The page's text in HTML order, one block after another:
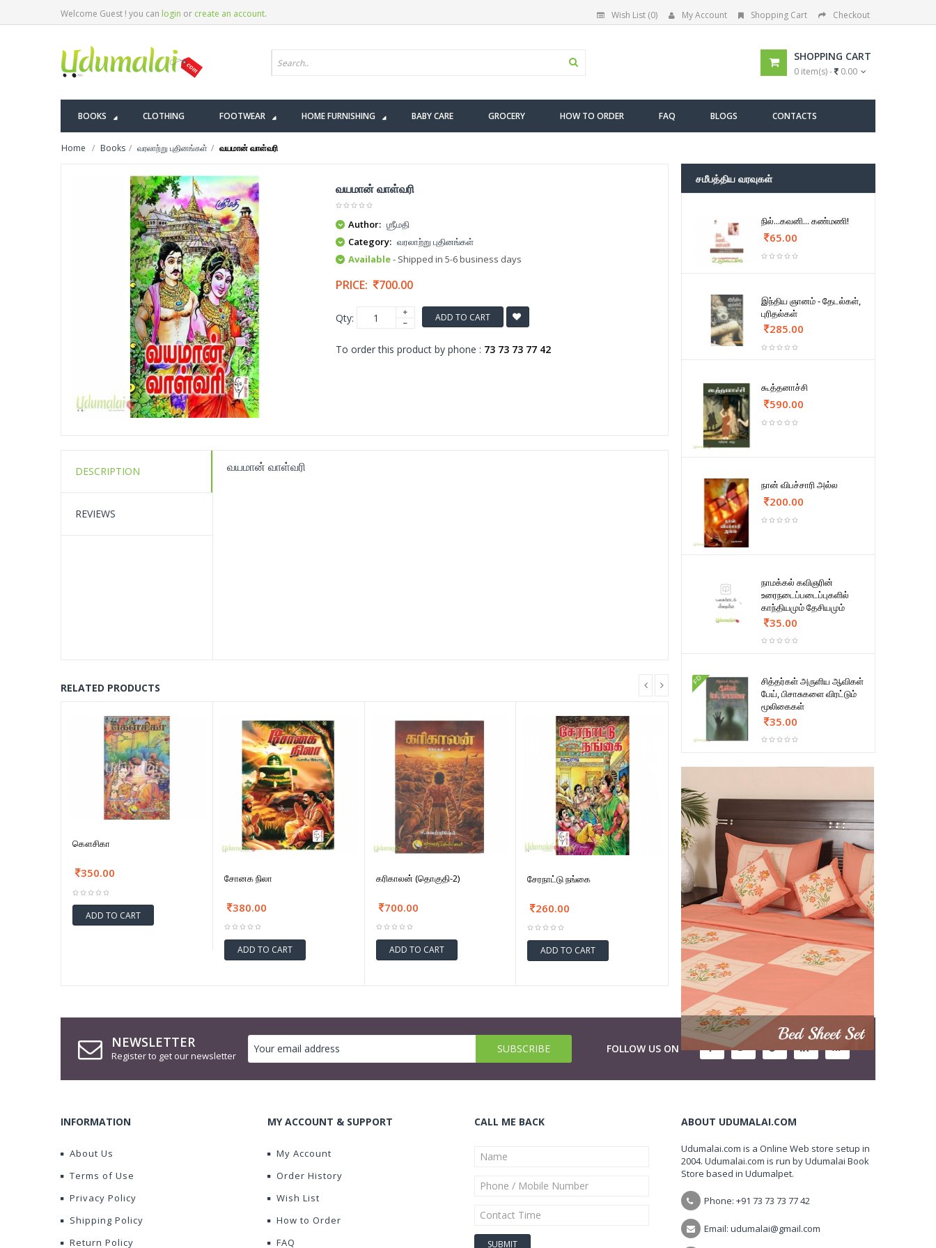
Welcome Guest ! you can login or create an account. Wish List (0) My Account Shopping Cart Checkout
SHOPPING CART
0 item(s) - 0.00
BOOKS CLOTHING FOOTWEAR HOME FURNISHING BABY CARE GROCERY HOW TO ORDER FAQ BLOGS CONTACTS
Home Books வரலாற்று புதினங்கள் வயமான் வாள்வரி
வயமான் வாள்வரி
Author: ஶ்ரீமதி
Category: வரலாற்று புதினங்கள்
Available- Shipped in 5-6 business days
PRICE: 700.00
Qty: ADD TO CART
To order this product by phone : 73 73 73 77 42
DESCRIPTION
REVIEWS
வயமான் வாள்வரி
RELATED PRODUCTS
கௌசிகா
350.00
ADD TO CART
சோனக நிலா
380.00
ADD TO CART
கரிகாலன் (தொகுதி-2)
700.00
ADD TO CART
சேரநாட்டு நங்கை
260.00
ADD TO CART
சமீபத்திய வரவுகள்
நில்...கவனி... கண்மணி!
65.00
இந்திய ஞானம் - தேடல்கள்,
புரிதல்கள்
285.00
கூத்தனாச்சி
590.00
நான் விபச்சாரி அல்ல
200.00
நாமக்கல் கவிஞரின்
உரைநடைப்படைப்புகளில்
காந்தியமும் தேசியமும்
35.00
FD
சித்தர்கள் அருளிய ஆவிகள்
பேய், பிசாசுகளை விரட்டும்
மூலிகைகள்
35.00
NEWSLETTER
Register to get our newsletter
FOLLOW US ON
INFORMATION
About Us
Terms of Use
Privacy Policy
Shipping Policy
Return Policy
MY ACCOUNT & SUPPORT
My Account
Order History
Wish List
How to Order
FAQ
CALL ME BACK ABOUT UDUMALAI.COM
Udumalai.com is a Online Web store setup in
2004. Udumalai.com is run by Udumalai Book
Store based in Udumalpet.
Phone: +91 73 73 73 77 42
Email: udumalai@gmail.com